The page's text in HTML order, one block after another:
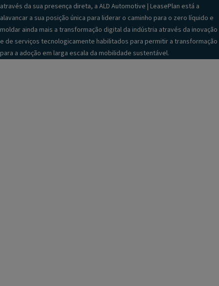
através da sua presença direta, a ALD Automotive | LeasePlan está a
alavancar a sua posição única para liderar o caminho para o zero líquido e
moldar ainda mais a transformação digital da indústria através da inovação
e de serviços tecnologicamente habilitados para permitir a transformação
para a adoção em larga escala da mobilidade sustentável.